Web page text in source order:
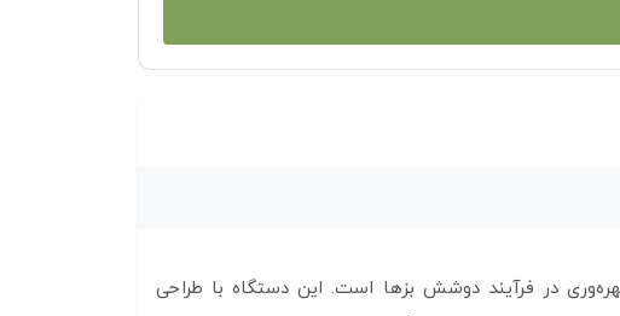
در فرآیند دوشش بزها است. این دستگاه با طراحی